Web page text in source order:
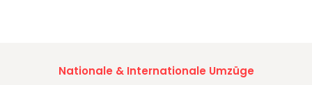
Nationale & Internationale Umzüge